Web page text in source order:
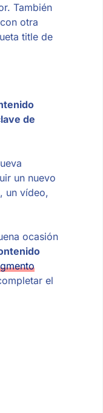
También
otra
title de
de
un nuevo
un vídeo,
ocasión
el